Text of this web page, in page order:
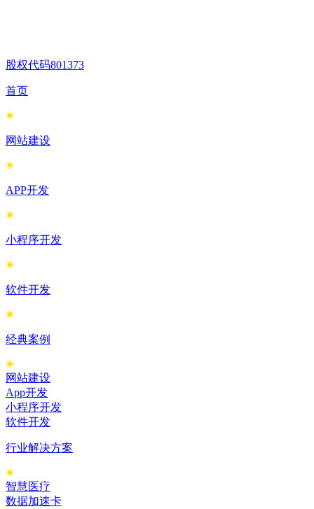
股权代码801373
首页
网站建设
APP开发
小程序开发
软件开发
经典案例
网站建设
App开发
小程序开发
软件开发
行业解决方案
智慧医疗
数据加速卡